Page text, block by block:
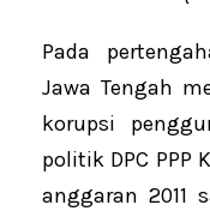
Pada
Jawa Tengah
korupsi
politik DPC PPP
anggaran 2011